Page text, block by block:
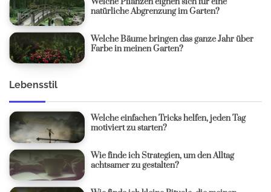
natürliche Abgrenzung im Garten?
Welche Bäume bringen das ganze Jahr über
Farbe in meinen Garten?
Lebensstil
Welche einfachen Tricks helfen, jeden Tag
motiviert zu starten?
Wie finde ich Strategien, um den Alltag
achtsamer zu gestalten?